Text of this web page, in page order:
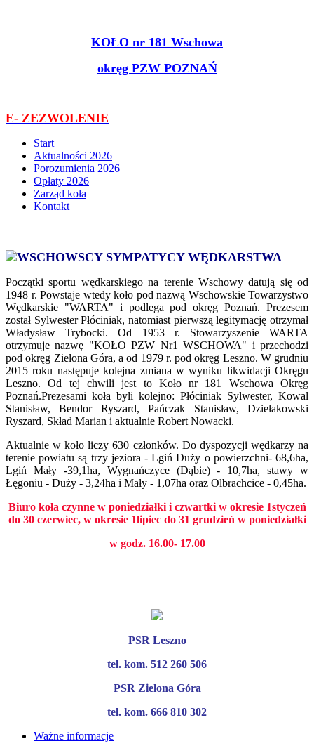
KOŁO nr 181 Wschowa
okręg PZW POZNAŃ
E- ZEZWOLENIE
Start
Aktualności 2026
Porozumienia 2026
Opłaty 2026
Zarząd koła
Kontakt
WSCHOWSCY SYMPATYCY WĘDKARSTWA
Początki sportu wędkarskiego na terenie Wschowy datują się od
1948 r. Powstaje wtedy koło pod nazwą Wschowskie Towarzystwo
Wędkarskie "WARTA" i podlega pod okręg Poznań. Prezesem
został Sylwester Płóciniak, natomiast pierwszą legitymację otrzymał
Władysław Trybocki. Od 1953 r. Stowarzyszenie WARTA
otrzymuje nazwę "KOŁO PZW Nr1 WSCHOWA" i przechodzi
pod okręg Zielona Góra, a od 1979 r. pod okręg Leszno. W grudniu
2015 roku następuje kolejna zmiana w wyniku likwidacji Okręgu
Leszno. Od tej chwili jest to Koło nr 181 Wschowa Okręg
Poznań.Prezesami koła byli kolejno: Płóciniak Sylwester, Kowal
Stanisław, Bendor Ryszard, Pańczak Stanisław, Dziełakowski
Ryszard, Skład Marian i aktualnie Robert Nowacki.
Aktualniew koło liczy 630 członków. Do dyspozycji wędkarzy na
terenie powiatu są trzy jeziora - Lgiń Duży o powierzchni-68,6ha,
Lgiń Mały -39,1ha, Wygnańczyce (Dąbie) - 10,7ha, stawy w
Łęgoniu - Duży - 3,24ha i Mały - 1,07ha oraz Olbrachcice - 0,45ha.
Biuro koła czynne w poniedziałki i czwartki w okresie 1styczeń
do 30 czerwiec, w okresie 1lipiec do 31 grudzień w poniedziałki
w godz. 16.00- 17.00
PSR Leszno
tel. kom. 512 260 506
PSR Zielona Góra
tel. kom. 666 810 302
Ważne informacje